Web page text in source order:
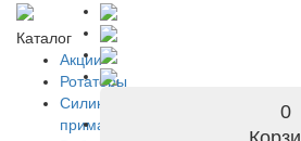
Каталог
Акции
Ротаторы
Силиконовые
приманки
0